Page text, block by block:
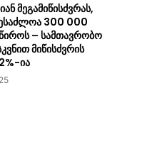
მეგამიწისძვრას,
300 000
– სამთავრობო
მიწისძვრის
ია